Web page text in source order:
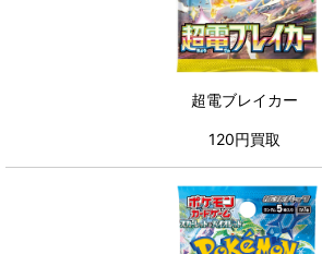
超電ブレイカー
120円買取